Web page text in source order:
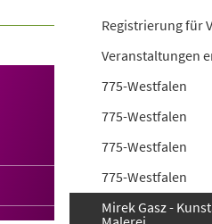
Registrierung für
Veranstaltungen
775-Westfalen
775-Westfalen
775-Westfalen
775-Westfalen
Mirek Gasz -